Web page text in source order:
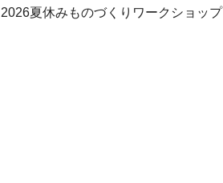
2026夏休みものづくりワークショップ